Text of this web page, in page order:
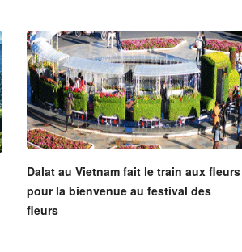
Dalat au Vietnam fait le train aux fleurs
pour la bienvenue au festival des
fleurs